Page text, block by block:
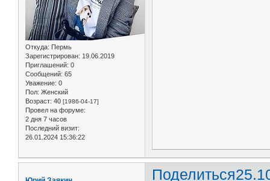
Откуда: Пермь
Зарегистрирован: 19.06.2019
Приглашений: 0
Сообщений: 65
Уважение: 0
Пол: Женский
Возраст: 40 [1986-04-17]
Провел на форуме:
2 дня 7 часов
Последний визит:
26.01.2024 15:36:22
Поделиться